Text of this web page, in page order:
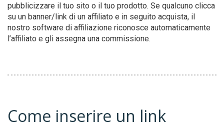
pubblicizzare il tuo sito o il tuo prodotto. Se qualcuno clicca
su un banner/link di un affiliato e in seguito acquista, il
nostro software di affiliazione riconosce automaticamente
l’affiliato e gli assegna una commissione.
Come inserire un link